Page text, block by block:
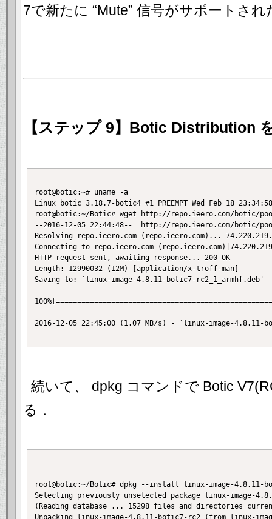
7で新たに “Mute” 信号がサポートさ
【ステップ 9】Botic Distribution
root@botic:~# uname -a
Linux botic 3.18.7-botic4 #1 PREEMPT Wed Feb 18
root@botic:~/Botic# wget http://repo.ieero.com/botic/
--2016-12-05 22:44:48--  http://repo.ieero.com/botic/
Resolving repo.ieero.com (repo.ieero.com)...
Connecting to repo.ieero.com
HTTP request sent, awaiting response... 200 OK
Length: 12990032 (12M) [application/x-troff-man]
Saving to: `linux-image-4.8.11-botic7-rc2_1_armhf.deb'
2016-12-05 22:45:00 (1.07 MB/s) - `linux-image-4.8.11-
続いて、 dpkg コマンドで Botic
る．
root@botic:~/Botic# dpkg --install linux-image-4.8.11-
Selecting previously unselected package linux-image-
(Reading database ... 15298 files and directories